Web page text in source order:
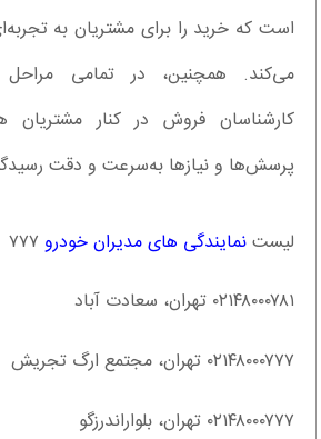
است که خرید را برای مشتریان به
می‌کند. همچنین، در تمامی
کارشناسان فروش در کنار مشتریان
پرسش‌ها و نیازها به‌سرعت و دقت
لیستنمایندگی های مدیران خودرو۷۷۷
۰۲۱۴۸۰۰۰۷۸۱ تهران، سعادت آباد
۰۲۱۴۸۰۰۰۷۷۷ تهران، مجتمع ارگ تجریش
۰۲۱۴۸۰۰۰۷۷۷ تهران، بلواراندرزگو